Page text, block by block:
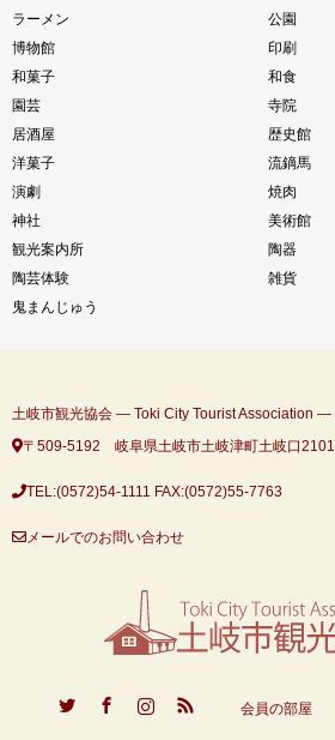
ラーメン
公園
博物館
印刷
和菓子
和食
園芸
寺院
居酒屋
歴史館
洋菓子
流鏑馬
演劇
焼肉
神社
美術館
観光案内所
陶器
陶芸体験
雑貨
鬼まんじゅう
土岐市観光協会 ― Toki City Tourist Association ―
〒509-5192 岐阜県土岐市土岐津町土岐口2101
TEL:(0572)54-1111 FAX:(0572)55-7763
メールでのお問い合わせ
RSS 会員の部屋